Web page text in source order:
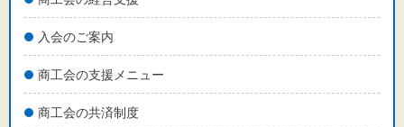
入会のご案内
商工会の支援メニュー
商工会の共済制度